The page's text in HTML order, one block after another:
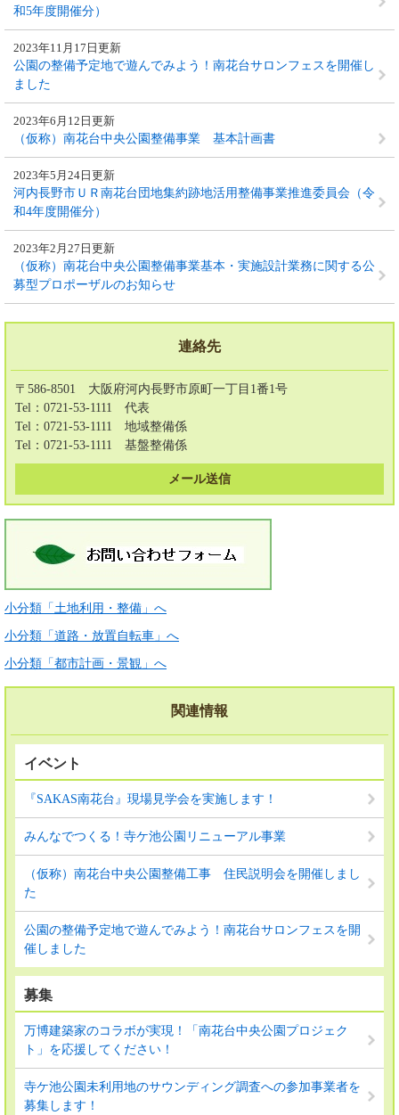
和5年度開催分）
公園の整備予定地で遊んでみよう！南花台サロンフェスを開催し
ました
2023年11月17日更新
（仮称）南花台中央公園整備事業 基本計画書
2023年6月12日更新
河内長野市ＵＲ南花台団地集約跡地活用整備事業推進委員会（令
和4年度開催分）
2023年5月24日更新
（仮称）南花台中央公園整備事業基本・実施設計業務に関する公
募型プロポーザルのお知らせ
2023年2月27日更新
連絡先
〒586-8501 大阪府河内長野市原町一丁目1番1号
Tel：0721-53-1111
代表
Tel：0721-53-1111
地域整備係
Tel：0721-53-1111
基盤整備係
メール送信
小分類「土地利用・整備」へ
小分類「道路・放置自転車」へ
小分類「都市計画・景観」へ
関連情報
イベント
『SAKAS南花台』現場見学会を実施します！
みんなでつくる！寺ケ池公園リニューアル事業
（仮称）南花台中央公園整備工事 住民説明会を開催しまし
た
公園の整備予定地で遊んでみよう！南花台サロンフェスを開
催しました
募集
万博建築家のコラボが実現！「南花台中央公園プロジェク
ト」を応援してください！
寺ケ池公園未利用地のサウンディング調査への参加事業者を
募集します！